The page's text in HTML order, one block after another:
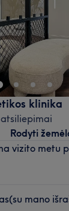
klinika
Rodyti
vizito metu
mano